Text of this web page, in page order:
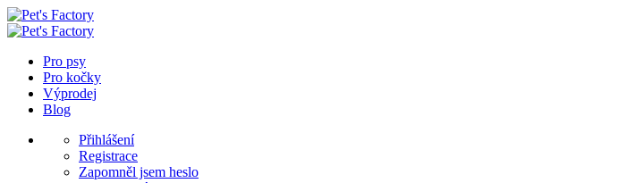
Pro psy
Pro kočky
Výprodej
Blog
Přihlášení
Registrace
Zapomněl jsem heslo